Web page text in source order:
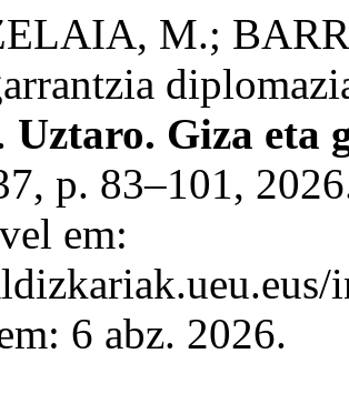
M.;
Uztaro. Giza eta
p. 83–101,
em:
6 abz. 2026.